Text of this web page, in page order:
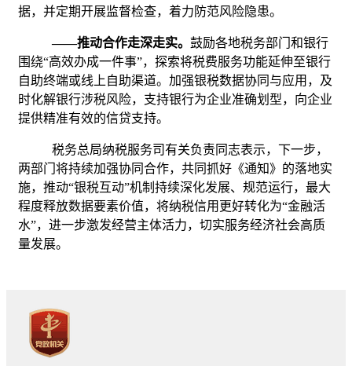
据，并定期开展监督检查，着力防范风险隐患。
——推动合作走深走实。鼓励各地税务部门和银行
围绕“高效办成一件事”，探索将税费服务功能延伸至银行
自助终端或线上自助渠道。加强银税数据协同与应用，及
时化解银行涉税风险，支持银行为企业准确划型，向企业
提供精准有效的信贷支持。
税务总局纳税服务司有关负责同志表示，下一步，
两部门将持续加强协同合作，共同抓好《通知》的落地实
施，推动“银税互动”机制持续深化发展、规范运行，最大
程度释放数据要素价值，将纳税信用更好转化为“金融活
水”，进一步激发经营主体活力，切实服务经济社会高质
量发展。